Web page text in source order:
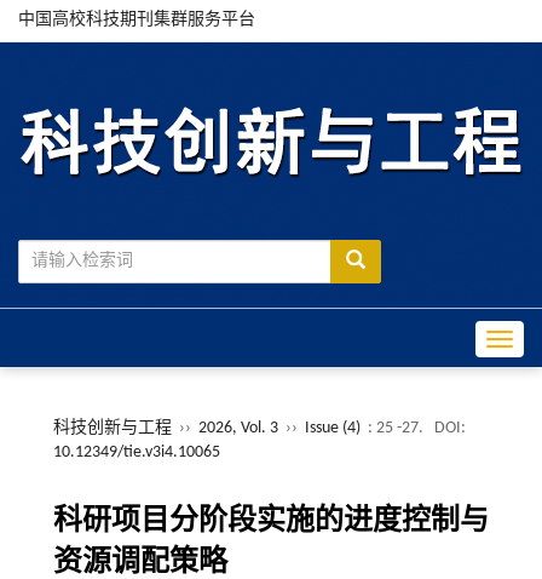
中国高校科技期刊集群服务平台
科技创新与工程 ›› 2026, Vol. 3 ›› Issue (4) : 25 -27.
DOI:
10.12349/tie.v3i4.10065
科研项目分阶段实施的进度控制与
资源调配策略